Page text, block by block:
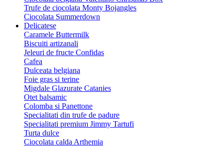
Trufe de ciocolata Monty Bojangles
Ciocolata Summerdown
Delicatese
Caramele Buttermilk
Biscuiti artizanali
Jeleuri de fructe Confidas
Cafea
Dulceata belgiana
Foie gras si terine
Migdale Glazurate Catanies
Otet balsamic
Colomba si Panettone
Specialitati din trufe de padure
Specialitati premium Jimmy Tartufi
Turta dulce
Ciocolata calda Arthemia